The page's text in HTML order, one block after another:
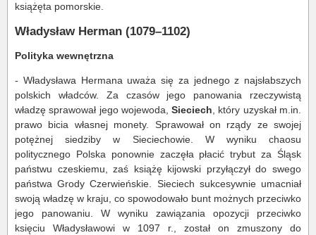
książęta pomorskie.
Władysław Herman (1079–1102)
Polityka wewnętrzna
- Władysława Hermana uważa się za jednego z najsłabszych
polskich władców. Za czasów jego panowania rzeczywistą
władzę sprawował jego wojewoda,Sieciech , który uzyskał m.in.
prawo bicia własnej monety. Sprawował on rządy ze swojej
potężnej siedziby w Sieciechowie. W wyniku chaosu
politycznego Polska ponownie zaczęła płacić trybut za Śląsk
państwu czeskiemu, zaś książę kijowski przyłączył do swego
państwa Grody Czerwieńskie. Sieciech sukcesywnie umacniał
swoją władzę w kraju, co spowodowało bunt możnych przeciwko
jego panowaniu. W wyniku zawiązania opozycji przeciwko
księciu Władysławowi w 1097 r., został on zmuszony do